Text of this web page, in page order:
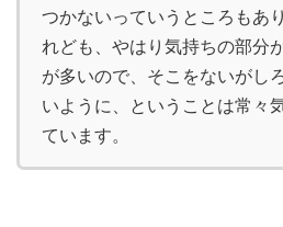
つかないっていうところもあ
れども、やはり気持ちの部分
が多いので、そこをないがし
いように、ということは常々
ています。